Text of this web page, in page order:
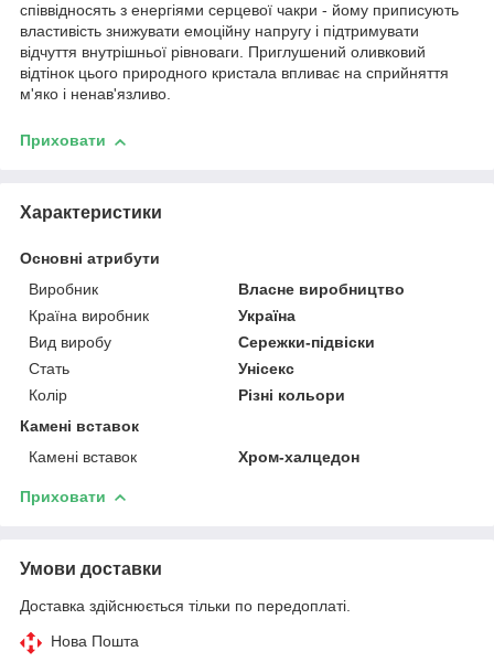
співвідносять з енергіями серцевої чакри - йому приписують
властивість знижувати емоційну напругу і підтримувати
відчуття внутрішньої рівноваги. Приглушений оливковий
відтінок цього природного кристала впливає на сприйняття
м'яко і ненав'язливо.
Приховати
Характеристики
Основні атрибути
Виробник
Власне виробництво
Країна виробник
Україна
Вид виробу
Сережки-підвіски
Стать
Унісекс
Колір
Різні кольори
Камені вставок
Камені вставок
Хром-халцедон
Приховати
Умови доставки
Доставка здійснюється тільки по передоплаті.
Нова Пошта